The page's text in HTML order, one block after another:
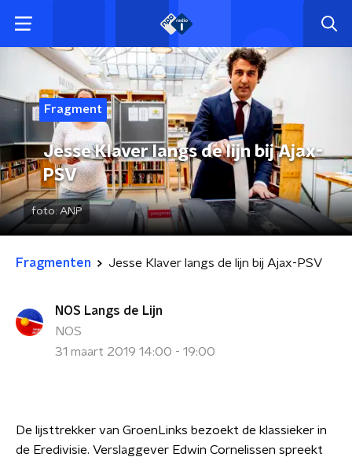
Fragment
Jesse Klaver langs de lijn bij Ajax-
PSV
foto: ANP
Fragmenten Jesse Klaver langs de lijn bij Ajax-PSV
NOS Langs de Lijn
NOS
31 maart 2019 14:00 - 19:00
De lijsttrekker van GroenLinks bezoekt de klassieker in
de Eredivisie. Verslaggever Edwin Cornelissen spreekt